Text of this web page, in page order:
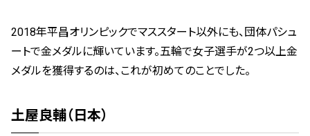
2018年平昌オリンピックでマススタート以外にも、団体パシュ
ートで金メダルに輝いています。五輪で女子選手が2つ以上金
メダルを獲得するのは、これが初めてのことでした。
土屋良輔（日本）